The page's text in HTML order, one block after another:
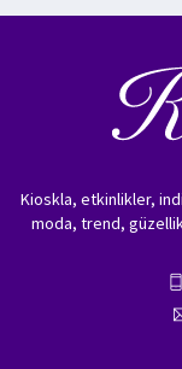
Kioskla, etkinlikler,
moda, trend,